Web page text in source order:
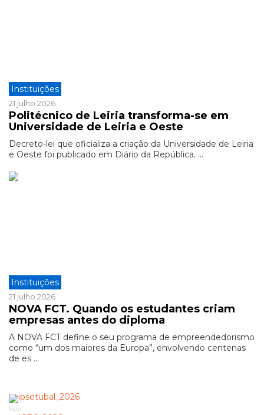
Instituições
21 julho 2026
Politécnico de Leiria transforma-se em
Universidade de Leiria e Oeste
Decreto-lei que oficializa a criação da Universidade de Leiria
e Oeste foi publicado em Diário da República. ...
Instituições
21 julho 2026
NOVA FCT. Quando os estudantes criam
empresas antes do diploma
A NOVA FCT define o seu programa de empreendedorismo
como “um dos maiores da Europa”, envolvendo centenas
de es ...
Pub